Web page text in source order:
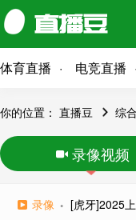
体育直播 电竞直播
你的位置： 直播豆 综
录像视频
录像 [虎牙]2025